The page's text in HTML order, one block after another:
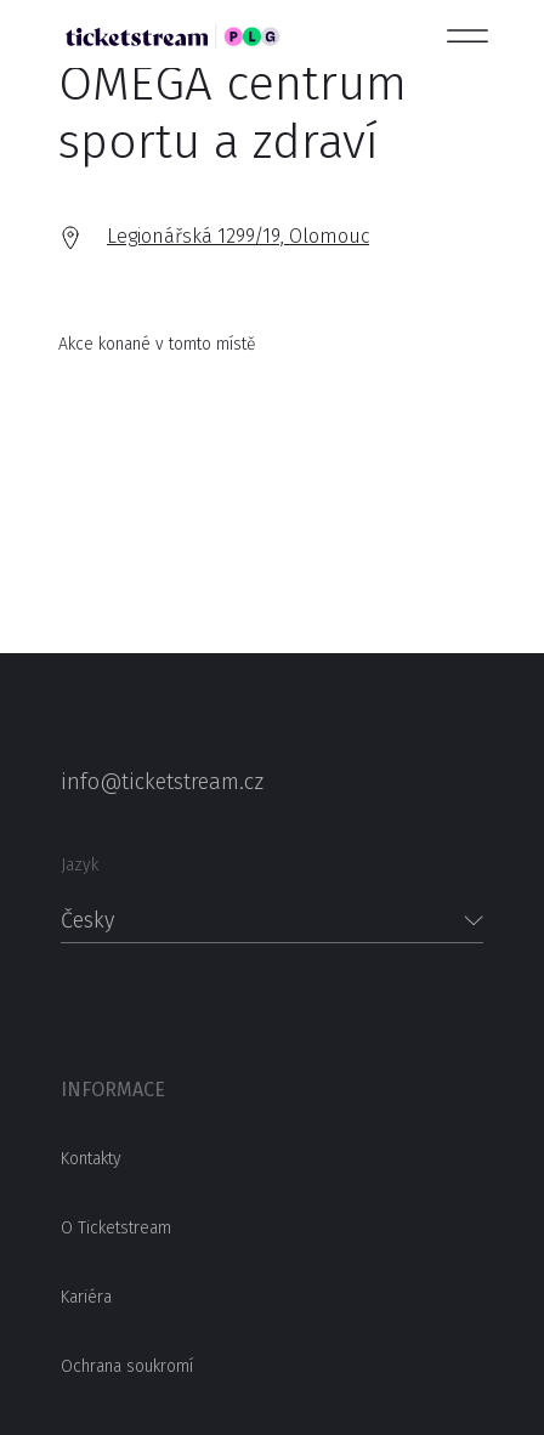
OMEGA centrum
sportu a zdraví
Legionářská 1299/19, Olomouc
Akce konané v tomto místě
info@ticketstream.cz
Jazyk
Česky
INFORMACE
Kontakty
O Ticketstream
Kariéra
Ochrana soukromí